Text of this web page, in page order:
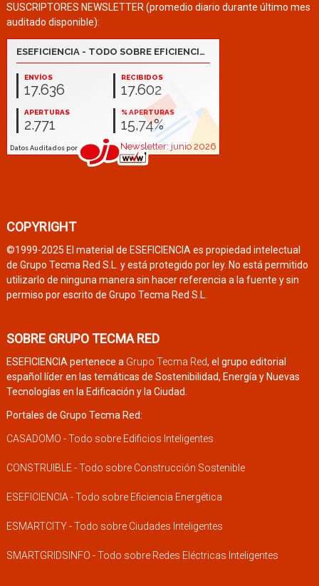
SUSCRIPTORES NEWSLETTER (promedio diario durante último mes
auditado disponible):
COPYRIGHT
©1999-2025 El material de ESEFICIENCIA es propiedad intelectual
de Grupo Tecma Red S.L. y está protegido por ley. No está permitido
utilizarlo de ninguna manera sin hacer referencia a la fuente y sin
permiso por escrito de Grupo Tecma Red S.L.
SOBRE GRUPO TECMA RED
ESEFICIENCIA pertenece a Grupo Tecma Red, el grupo editorial
español líder en las temáticas de Sostenibilidad, Energía y Nuevas
Tecnologías en la Edificación y la Ciudad.
Portales de Grupo Tecma Red:
CASADOMO - Todo sobre Edificios Inteligentes
CONSTRUIBLE - Todo sobre Construcción Sostenible
ESEFICIENCIA - Todo sobre Eficiencia Energética
ESMARTCITY - Todo sobre Ciudades Inteligentes
SMARTGRIDSINFO - Todo sobre Redes Eléctricas Inteligentes